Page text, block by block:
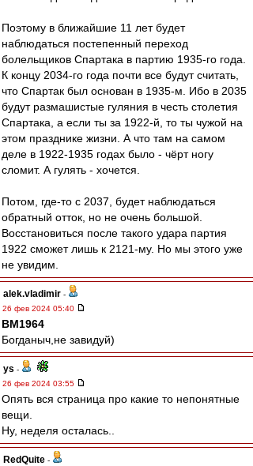
Поэтому в ближайшие 11 лет будет
наблюдаться постепенный переход
болельщиков Спартака в партию 1935-го года.
К концу 2034-го года почти все будут считать,
что Спартак был основан в 1935-м. Ибо в 2035
будут размашистые гуляния в честь столетия
Спартака, а если ты за 1922-й, то ты чужой на
этом празднике жизни. А что там на самом
деле в 1922-1935 годах было - чёрт ногу
сломит. А гулять - хочется.
Потом, где-то с 2037, будет наблюдаться
обратный отток, но не очень большой.
Восстановиться после такого удара партия
1922 сможет лишь к 2121-му. Но мы этого уже
не увидим.
alek.vladimir -
26 фев 2024 05:40
BM1964
Богданыч,не завидуй)
ys -
26 фев 2024 03:55
Опять вся страница про какие то непонятные
вещи.
Ну, неделя осталась..
RedQuite -